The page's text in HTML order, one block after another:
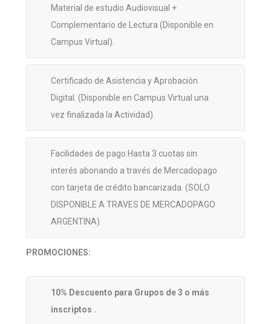
Material de estudio Audiovisual +
Complementario de Lectura (Disponible en
Campus Virtual).
Certificado de Asistencia y Aprobación
Digital. (Disponible en Campus Virtual una
vez finalizada la Actividad).
Facilidades de pago.Hasta 3 cuotas sin
interés abonando a través de Mercadopago
con tarjeta de crédito bancarizada. (SOLO
DISPONIBLE A TRAVES DE MERCADOPAGO
ARGENTINA).
PROMOCIONES:
10% Descuento para Grupos de 3 o más
inscriptos .